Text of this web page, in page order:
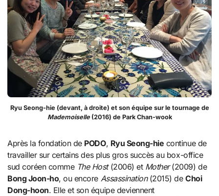
Ryu Seong-hie (devant, à droite) et son équipe sur le tournage de
Mademoiselle(2016) de Park Chan-wook
Après la fondation de PODO, Ryu Seong-hie continue de
travailler sur certains des plus gros succès au box-office
sud coréen comme The Host(2006) et Mother(2009) de
Bong Joon-ho, ou encore Assassination(2015) de Choi
Dong-hoon. Elle et son équipe deviennent